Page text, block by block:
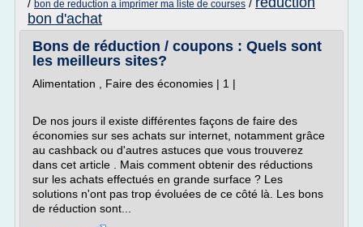
/ bon de reduction a imprimer ma liste de courses /
bon d'achat
Bons de réduction / coupons : Quels sont
les meilleurs sites?
Alimentation , Faire des économies | 1 |
De nos jours il existe différentes façons de faire des
économies sur ses achats sur internet, notamment grâce
au cashback ou d'autres astuces que vous trouverez
dans cet article . Mais comment obtenir des réductions
sur les achats effectués en grande surface ? Les
solutions n'ont pas trop évoluées de ce côté là. Les bons
de réduction sont...